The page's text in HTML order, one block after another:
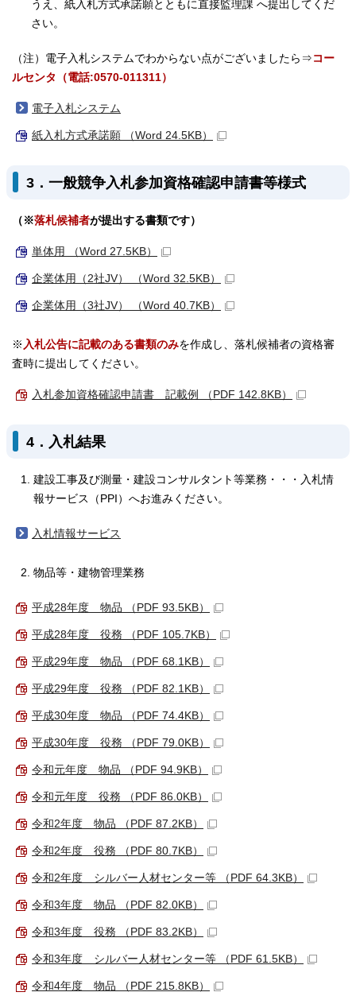
うえ、紙入札方式承諾願とともに直接監理課 へ提出してくだ
さい。
（注）電子入札システムでわからない点がございましたら⇒ コー
ルセンタ（電話:0570-011311）
電子入札システム
紙入札方式承諾願 （Word 24.5KB）
3．一般競争入札参加資格確認申請書等様式
（※落札候補者が提出する書類です）
単体用 （Word 27.5KB）
企業体用（2社JV） （Word 32.5KB）
企業体用（3社JV） （Word 40.7KB）
※ 入札公告に記載のある書類のみを作成し、落札候補者の資格審
査時に提出してください。
入札参加資格確認申請書 記載例 （PDF 142.8KB）
4．入札結果
建設工事及び測量・建設コンサルタント等業務・・・入札情
報サービス（PPI）へお進みください。
入札情報サービス
物品等・建物管理業務
平成28年度 物品 （PDF 93.5KB）
平成28年度 役務 （PDF 105.7KB）
平成29年度 物品 （PDF 68.1KB）
平成29年度 役務 （PDF 82.1KB）
平成30年度 物品 （PDF 74.4KB）
平成30年度 役務 （PDF 79.0KB）
令和元年度 物品 （PDF 94.9KB）
令和元年度 役務 （PDF 86.0KB）
令和2年度 物品 （PDF 87.2KB）
令和2年度 役務 （PDF 80.7KB）
令和2年度 シルバー人材センター等 （PDF 64.3KB）
令和3年度 物品 （PDF 82.0KB）
令和3年度 役務 （PDF 83.2KB）
令和3年度 シルバー人材センター等 （PDF 61.5KB）
令和4年度 物品 （PDF 215.8KB）